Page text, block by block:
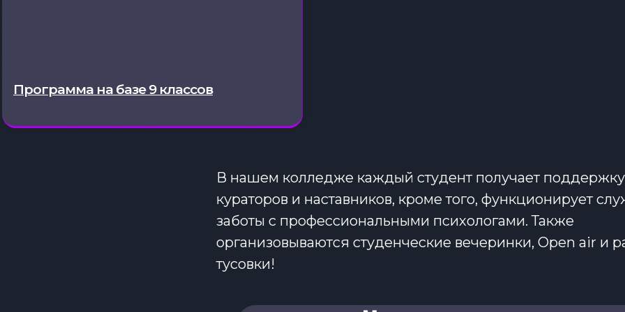
Программа на базе 9 классов
В нашем колледже каждый студент получает поддержку
кураторов и наставников, кроме того, функционирует
заботы с профессиональными психологами. Также
организовываются студенческие вечеринки, Open air и
тусовки!